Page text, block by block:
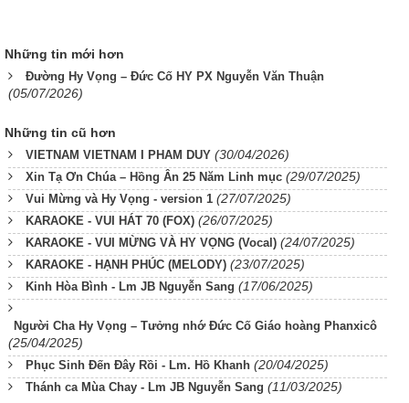
Những tin mới hơn
Đường Hy Vọng – Đức Cố HY PX Nguyễn Văn Thuận
(05/07/2026)
Những tin cũ hơn
VIETNAM VIETNAM I PHAM DUY (30/04/2026)
Xin Tạ Ơn Chúa – Hồng Ân 25 Năm Linh mục (29/07/2025)
Vui Mừng và Hy Vọng - version 1 (27/07/2025)
KARAOKE - VUI HÁT 70 (FOX) (26/07/2025)
KARAOKE - VUI MỪNG VÀ HY VỌNG (Vocal) (24/07/2025)
KARAOKE - HẠNH PHÚC (MELODY) (23/07/2025)
Kinh Hòa Bình - Lm JB Nguyễn Sang (17/06/2025)
Người Cha Hy Vọng – Tưởng nhớ Đức Cố Giáo hoàng Phanxicô
(25/04/2025)
Phục Sinh Đến Đây Rồi - Lm. Hồ Khanh (20/04/2025)
Thánh ca Mùa Chay - Lm JB Nguyễn Sang (11/03/2025)